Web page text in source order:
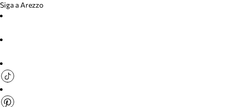
Siga a Arezzo